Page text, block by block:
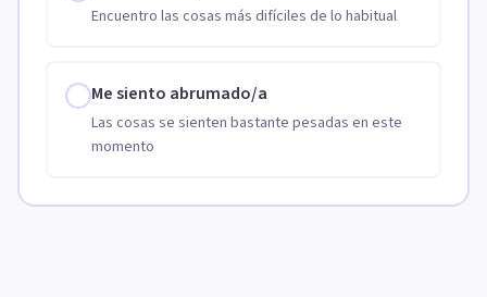
Encuentro las cosas más difíciles de lo habitual
Me siento abrumado/a
Las cosas se sienten bastante pesadas en este
momento